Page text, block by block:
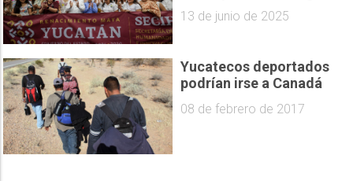
13 de junio de 2025
Yucatecos deportados
podrían irse a Canadá
08 de febrero de 2017